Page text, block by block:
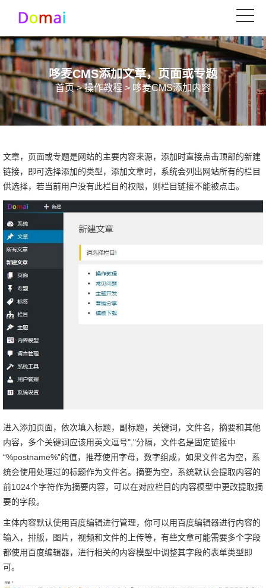
哆麦CMS添加文章，页面或专题
首页>操作教程 > 哆麦CMS添加内容
文章，页面或专题是网站的主要内容来源，添加时直接点击顶部的新建
链接，即可选择添加的类型，添加文章时，系统会列出网站所有的栏目
供选择，若当前用户没有此栏目的权限，则栏目链接不能被点击。
进入添加页面，依次填入标题，副标题，关键词，文件名，摘要和其他
内容，多个关键词应该用英文逗号","分隔，文件名是固定链接中
“%postname%”的值，推荐使用字母，数字组成，如果文件名为空，系
统会使用处理过的标题作为文件名。摘要为空，系统默认会提取内容的
前1024个字符作为摘要内容，可以在对应栏目的内容模型中更改提取摘
要的字段。
主体内容默认使用百度编辑进行管理，你可以用百度编辑器进行内容的
输入，排版，图片，视频和文件的上传等，有些文章可能需要多个字段
都使用百度编辑器，进行相关的内容模型中调整其字段的表单类型即
可。